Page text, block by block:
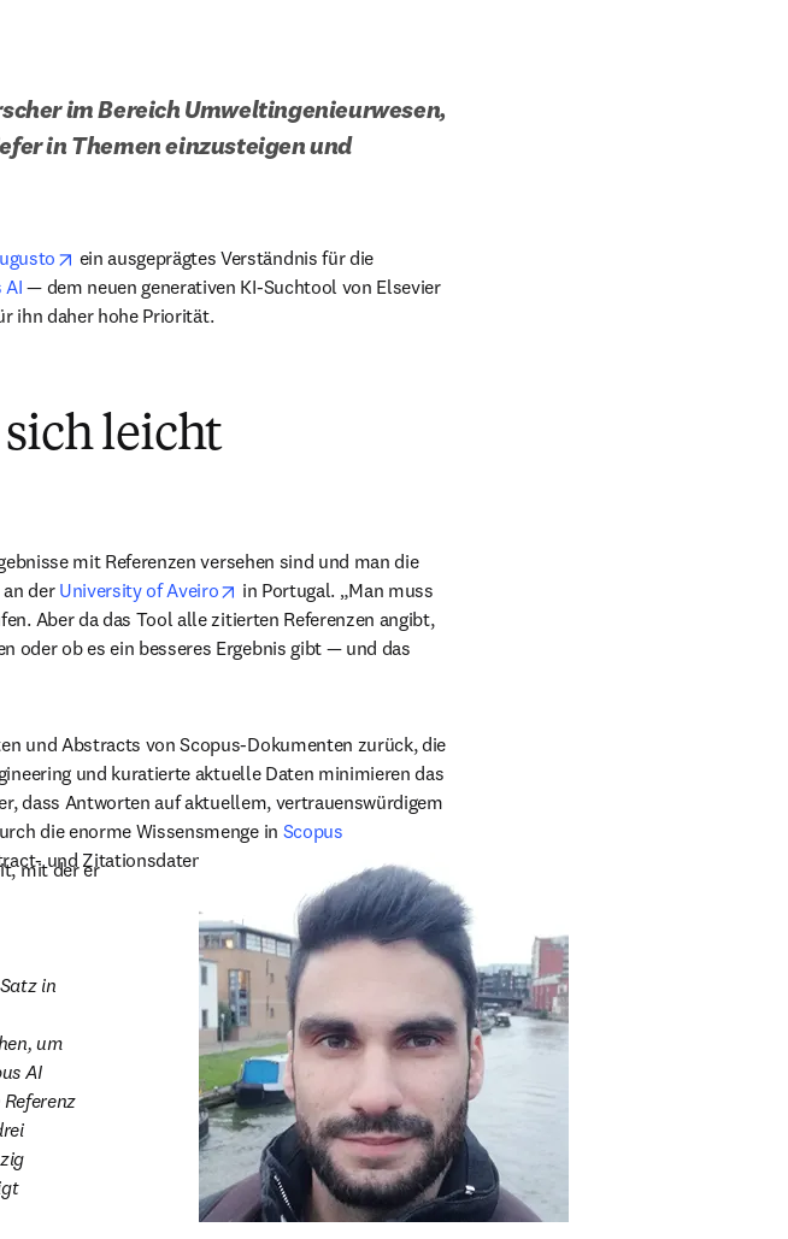
im Bereich Umweltingenieurwesen,
in Themen einzusteigen und
opens in new tab/window
ein ausgeprägtes Verständnis für die
AI — dem neuen generativen KI-Suchtool von Elsevier
ihn daher hohe Priorität.
sich leicht
mit Referenzen versehen sind und man die
der University of Aveiro opens in new tab/window
in Portugal. „Man muss
Aber da das Tool alle zitierten Referenzen angibt,
oder ob es ein besseres Ergebnis gibt — und das
und Abstracts von Scopus-Dokumenten zurück, die
und kuratierte aktuelle Daten minimieren das
dass Antworten auf aktuellem, vertrauenswürdigem
die enorme Wissensmenge in Scopus
und Zitationsdatenbank.
mit der er
in
um
AI